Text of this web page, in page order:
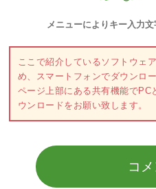
メニューによりキー入力
ここで紹介しているソフトウェ
め、スマートフォンでダウンロ
ページ上部にある共有機能でPC
ウンロードをお願い致します。
コ